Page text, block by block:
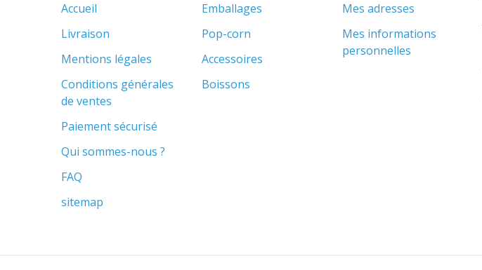
Accueil
Livraison
Mentions légales
Conditions générales
de ventes
Paiement sécurisé
Qui sommes-nous ?
FAQ
sitemap
Emballages
Pop-corn
Accessoires
Boissons
Mes adresses
Mes informations
personnelles